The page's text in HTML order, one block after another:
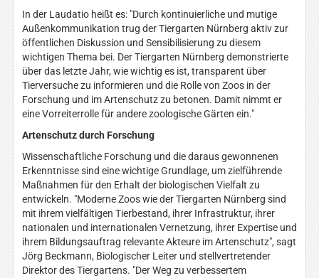
In der Laudatio heißt es: "Durch kontinuierliche und mutige
Außenkommunikation trug der Tiergarten Nürnberg aktiv zur
öffentlichen Diskussion und Sensibilisierung zu diesem
wichtigen Thema bei. Der Tiergarten Nürnberg demonstrierte
über das letzte Jahr, wie wichtig es ist, transparent über
Tierversuche zu informieren und die Rolle von Zoos in der
Forschung und im Artenschutz zu betonen. Damit nimmt er
eine Vorreiterrolle für andere zoologische Gärten ein."
Artenschutz durch Forschung
Wissenschaftliche Forschung und die daraus gewonnenen
Erkenntnisse sind eine wichtige Grundlage, um zielführende
Maßnahmen für den Erhalt der biologischen Vielfalt zu
entwickeln. "Moderne Zoos wie der Tiergarten Nürnberg sind
mit ihrem vielfältigen Tierbestand, ihrer Infrastruktur, ihrer
nationalen und internationalen Vernetzung, ihrer Expertise und
ihrem Bildungsauftrag relevante Akteure im Artenschutz", sagt
Jörg Beckmann, Biologischer Leiter und stellvertretender
Direktor des Tiergartens. "Der Weg zu verbessertem